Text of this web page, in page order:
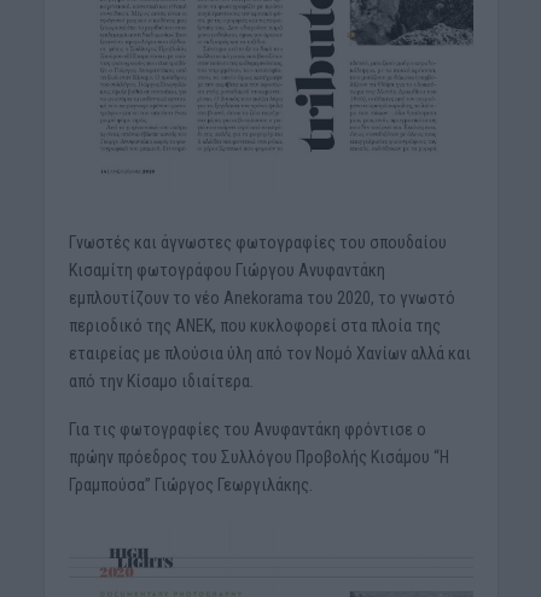
Γνωστές και άγνωστες φωτογραφίες του σπουδαίου
Κισαμίτη φωτογράφου Γιώργου Ανυφαντάκη
εμπλουτίζουν το νέο Anekorama του 2020, το γνωστό
περιοδικό της ΑΝΕΚ, που κυκλοφορεί στα πλοία της
εταιρείας με πλούσια ύλη από τον Νομό Χανίων αλλά και
από την Κίσαμο ιδιαίτερα.
Για τις φωτογραφίες του Ανυφαντάκη φρόντισε ο
πρώην πρόεδρος του Συλλόγου Προβολής Κισάμου “Η
Γραμπούσα” Γιώργος Γεωργιλάκης.